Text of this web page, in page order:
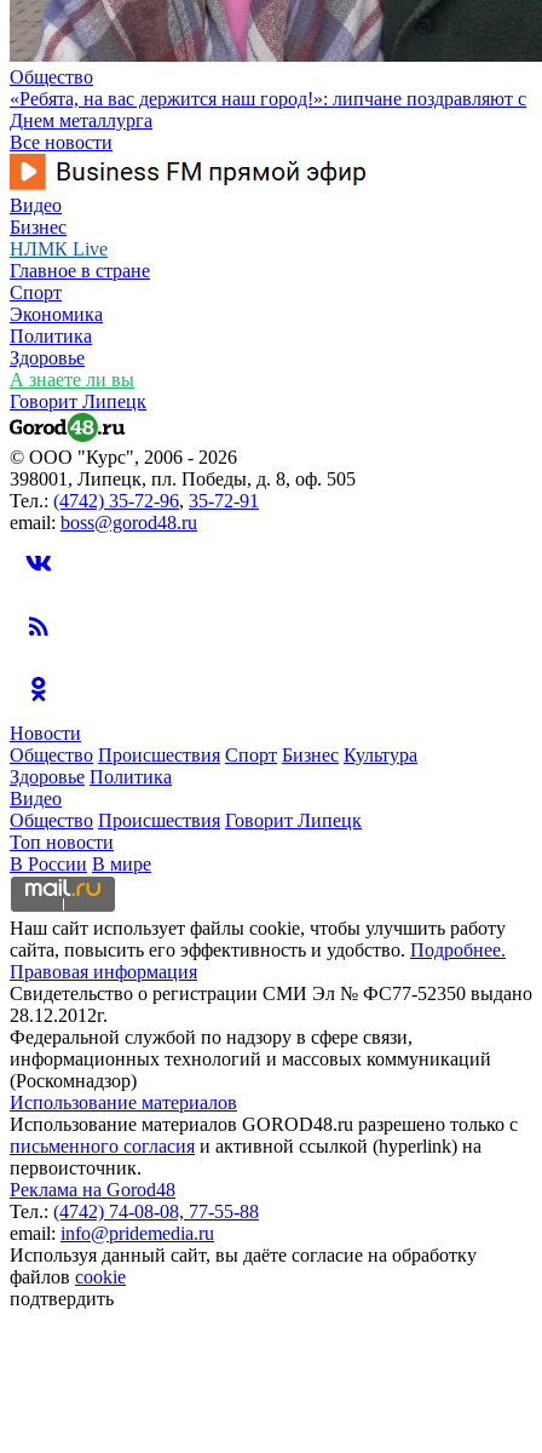
Общество
«Ребята, на вас держится наш город!»: липчане поздравляют с
Днем металлурга
Все новости
Видео
Бизнес
НЛМК Live
Главное в стране
Спорт
Экономика
Политика
Здоровье
А знаете ли вы
Говорит Липецк
© ООО "Курс", 2006 - 2026
398001, Липецк, пл. Победы, д. 8, оф. 505
Тел.: (4742) 35-72-96, 35-72-91
email: boss@gorod48.ru
Новости
Общество Происшествия Спорт Бизнес Культура
Здоровье Политика
Видео
Общество Происшествия Говорит Липецк
Топ новости
В России В мире
Наш сайт использует файлы cookie, чтобы улучшить работу
сайта, повысить его эффективность и удобство. Подробнее.
Правовая информация
Свидетельство о регистрации СМИ Эл № ФС77-52350 выдано
28.12.2012г.
Федеральной службой по надзору в сфере связи,
информационных технологий и массовых коммуникаций
(Роскомнадзор)
Использование материалов
Использование материалов GOROD48.ru разрешено только с
письменного согласия и активной ссылкой (hyperlink) на
первоисточник.
Реклама на Gorod48
Тел.: (4742) 74-08-08, 77-55-88
email: info@pridemedia.ru
Используя данный сайт, вы даёте согласие на обработку
файлов cookie
подтвердить